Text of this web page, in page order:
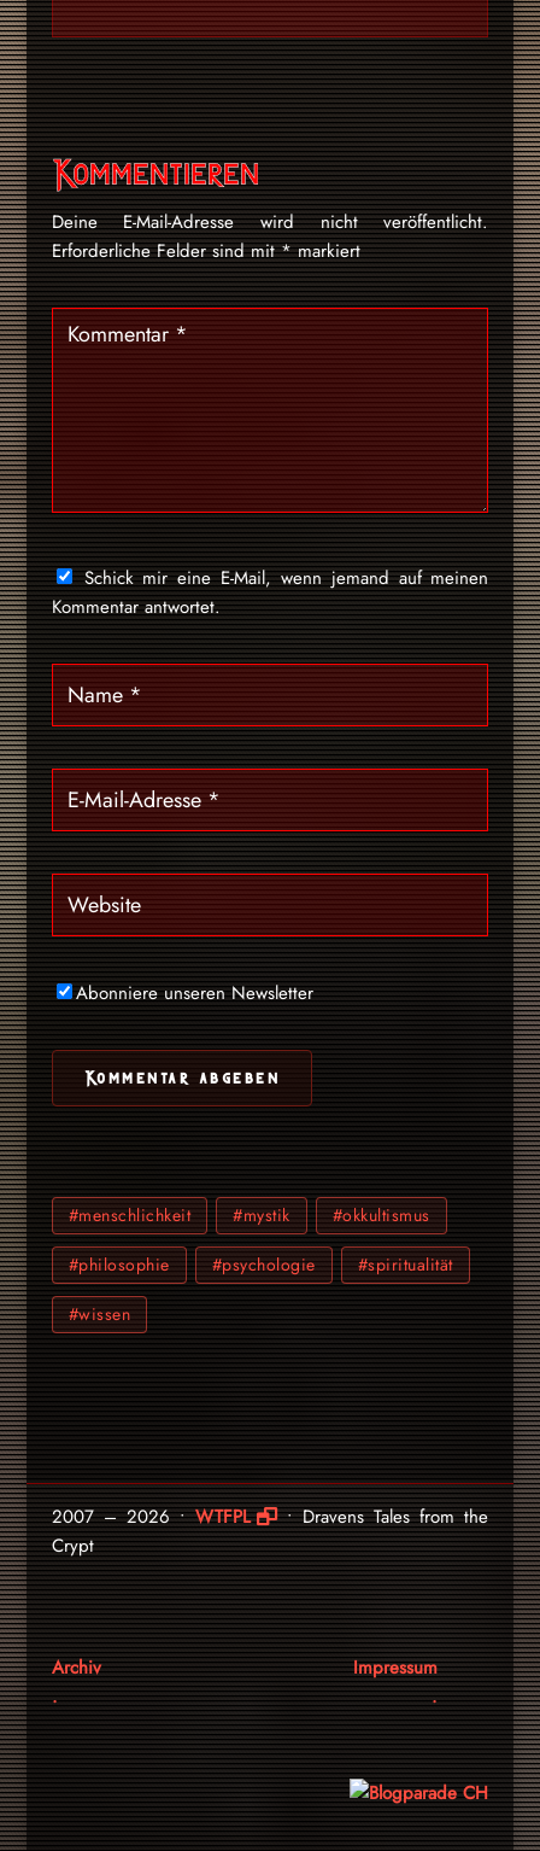
Kommentieren
Deine E-Mail-Adresse wird nicht veröffentlicht.
Erforderliche Felder sind mit*markiert
Schick mir eine E-Mail, wenn jemand auf meinen
Kommentar antwortet.
Abonniere unseren Newsletter
#menschlichkeit #mystik #okkultismus
#philosophie #psychologie #spiritualität
#wissen
2007 – 2026 •WTFPL
• Dravens Tales from the
Crypt
Archiv
Impressum
.
.